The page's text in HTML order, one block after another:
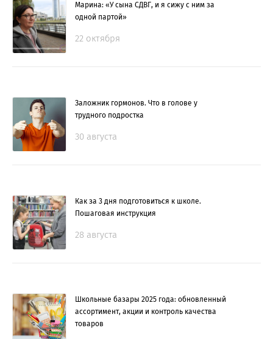
Марина: «У сына СДВГ, и я сижу с ним за
одной партой»
22 октября
Заложник гормонов. Что в голове у
трудного подростка
30 августа
Как за 3 дня подготовиться к школе.
Пошаговая инструкция
28 августа
Школьные базары 2025 года: обновленный
ассортимент, акции и контроль качества
товаров